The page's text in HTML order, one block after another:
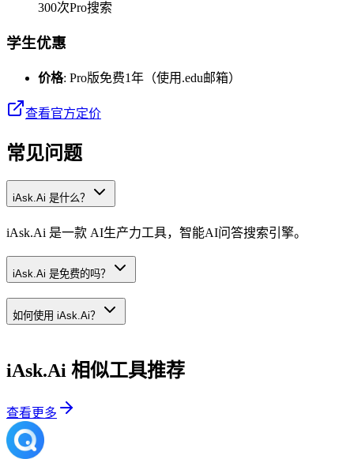
300次Pro搜索
学生优惠
价格: Pro版免费1年（使用.edu邮箱）
查看官方定价
常见问题
iAsk.Ai 是什么？
iAsk.Ai 是一款 AI生产力工具，智能AI问答搜索引擎。
iAsk.Ai 是免费的吗？
如何使用 iAsk.Ai？
iAsk.Ai 相似工具推荐
查看更多